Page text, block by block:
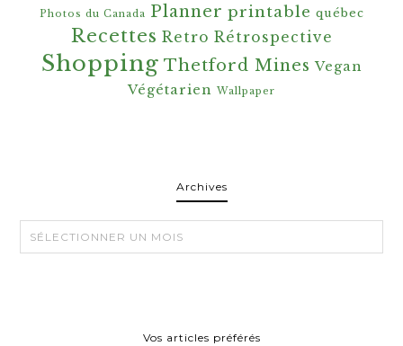
Photos du Canada Planner printable québec
Recettes Retro Rétrospective
Shopping Thetford Mines Vegan
Végétarien Wallpaper
ArchivesArchives
Vos articles préférés